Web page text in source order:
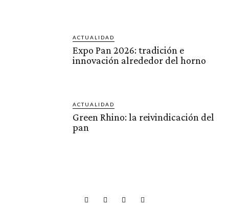
ACTUALIDAD
Expo Pan 2026: tradición e
innovación alrededor del horno
ACTUALIDAD
Green Rhino: la reivindicación del
pan